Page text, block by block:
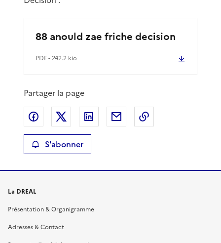
88 anould zae friche decision
PDF- 242.2 kio
Partager la page
Partager sur Facebook
Partager sur XPartager sur LinkedIn
Partager par email
S'abonner
La DREAL
Présentation & Organigramme
Adresses & Contact